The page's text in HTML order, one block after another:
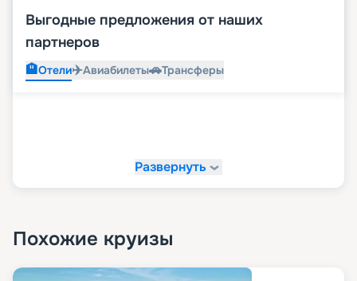
Выгодные предложения от наших
партнеров
🏨Отели✈️Авиабилеты🚗Трансферы
Развернуть
Похожие круизы